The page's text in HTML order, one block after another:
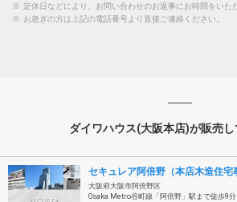
※ 定休日などにより、お問い合わせのお返事にお時間をいた
※ お急ぎの方は上記の電話番号より直接ご連絡ください。
ダイワハウス(大阪本店)が販売
大阪府大阪市阿倍野区
Osaka Metro谷町線「阿倍野」駅まで徒歩9